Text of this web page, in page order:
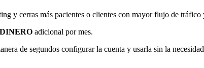
y cerras más pacientes o clientes con mayor flujo de
DINERO adicional por mes.
de segundos configurar la cuenta y usarla sin la